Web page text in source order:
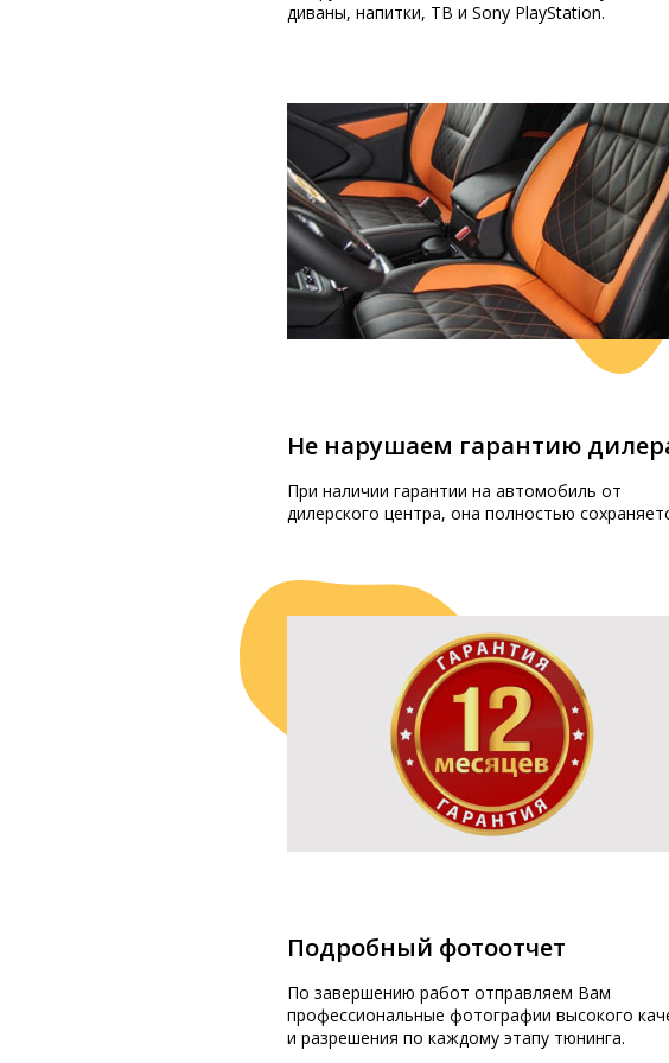
Зеркала.
Элементы мультимедийной системы.
Части изголовья и многое другое.
Если же говорить в общем, то технология
погрузить в ванну. При этом печать ложится на
аквапринт деталей внутри салона Вашего авто и
диваны, напитки, ТВ и Sony PlayStation.
Не нарушаем гарантию
При наличии гарантии на автомобиль от
дилерского центра, она полностью
Подробный фотоотчет
По завершению работ отправляем Вам
профессиональные фотографии высокого
и разрешения по каждому этапу тюнинга.